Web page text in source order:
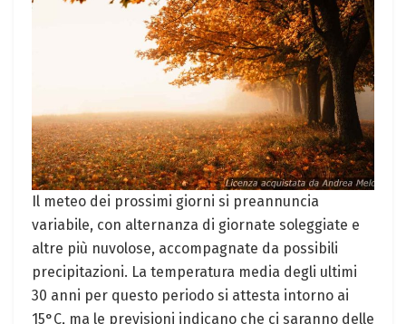
Il meteo‌ dei prossimi‍ giorni si preannuncia‍
variabile, con alternanza⁢ di giornate soleggiate e
altre più ⁣nuvolose, accompagnate da possibili
precipitazioni. La temperatura media degli ⁣ultimi
‌30 anni per⁤ questo periodo si ⁣attesta ​intorno ai
15°C, ma ‌le previsioni indicano che ci saranno delle